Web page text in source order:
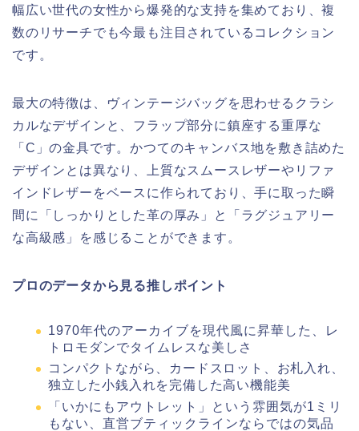
幅広い世代の女性から爆発的な支持を集めており、複
数のリサーチでも今最も注目されているコレクション
です。
最大の特徴は、ヴィンテージバッグを思わせるクラシ
カルなデザインと、フラップ部分に鎮座する重厚な
「C」の金具です。かつてのキャンバス地を敷き詰めた
デザインとは異なり、上質なスムースレザーやリファ
インドレザーをベースに作られており、手に取った瞬
間に「しっかりとした革の厚み」と「ラグジュアリー
な高級感」を感じることができます。
プロのデータから見る推しポイント
1970年代のアーカイブを現代風に昇華した、レ
トロモダンでタイムレスな美しさ
コンパクトながら、カードスロット、お札入れ、
独立した小銭入れを完備した高い機能美
「いかにもアウトレット」という雰囲気が1ミリ
もない、直営ブティックラインならではの気品